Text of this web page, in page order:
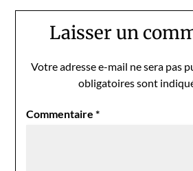
Laisser un
Votre adresse e-mail ne sera pas
obligatoires sont
Commentaire*